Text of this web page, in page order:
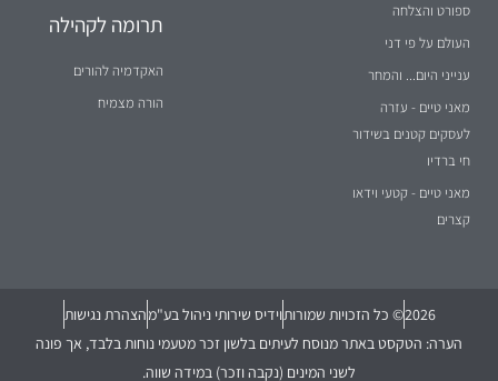
ספורט והצלחה
העולם על פי דני
ענייני היום... והמחר
מאני טיים - עזרה
לעסקים קטנים בשידור
חי ברדיו
מאני טיים - קטעי וידאו
קצרים
תרומה לקהילה
האקדמיה להורים
הורה מצמיח
2026© כל הזכויות שמורותוידיס שירותי ניהול בע"מהצהרת נגישות
הערה: הטקסט באתר מנוסח לעיתים בלשון זכר מטעמי נוחות בלבד, אך פונה
לשני המינים (נקבה וזכר) במידה שווה.